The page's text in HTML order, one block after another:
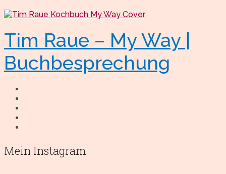
Tim Raue – My Way |
Buchbesprechung
Mein Instagram